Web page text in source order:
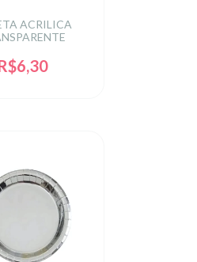
ACRILICA